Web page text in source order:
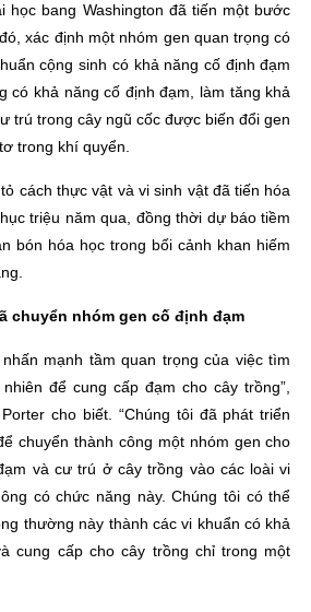
học bang Washington đã tiến một bước
xác định một nhóm gen quan trọng có
cộng sinh có khả năng cố định đạm
có khả năng cố định đạm, làm tăng khả
trú trong cây ngũ cốc được biến đổi gen
trong khí quyển.
cách thực vật và vi sinh vật đã tiến hóa
triệu năm qua, đồng thời dự báo tiềm
bón hóa học trong bối cảnh khan hiếm
chuyển nhóm gen cố định đạm
mạnh tầm quan trọng của việc tìm
để cung cấp đạm cho cây trồng”,
cho biết. “Chúng tôi đã phát triển
chuyển thành công một nhóm gen cho
và cư trú ở cây trồng vào các loài vi
có chức năng này. Chúng tôi có thể
thường này thành các vi khuẩn có khả
cung cấp cho cây trồng chỉ trong một